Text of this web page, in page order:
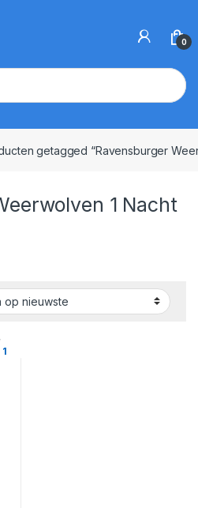
0
getagged “Ravensburger
1 Nacht
,